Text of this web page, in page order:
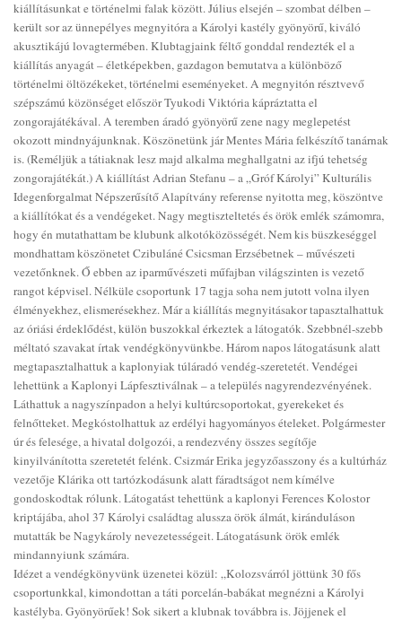
kiállításunkat e történelmi falak között. Július elsején – szombat délben –
került sor az ünnepélyes megnyitóra a Károlyi kastély gyönyörű, kiváló
akusztikájú lovagtermében. Klubtagjaink féltő gonddal rendezték el a
kiállítás anyagát – életképekben, gazdagon bemutatva a különböző
történelmi öltözékeket, történelmi eseményeket. A megnyitón résztvevő
szépszámú közönséget először Tyukodi Viktória kápráztatta el
zongorajátékával. A teremben áradó gyönyörű zene nagy meglepetést
okozott mindnyájunknak. Köszönetünk jár Mentes Mária felkészítő tanárnak
is. (Reméljük a tátiaknak lesz majd alkalma meghallgatni az ifjú tehetség
zongorajátékát.) A kiállítást Adrian Stefanu – a „Gróf Károlyi” Kulturális
Idegenforgalmat Népszerűsítő Alapítvány referense nyitotta meg, köszöntve
a kiállítókat és a vendégeket. Nagy megtiszteltetés és örök emlék számomra,
hogy én mutathattam be klubunk alkotóközösségét. Nem kis büszkeséggel
mondhattam köszönetet Czibuláné Csicsman Erzsébetnek – művészeti
vezetőnknek. Ő ebben az iparművészeti műfajban világszinten is vezető
rangot képvisel. Nélküle csoportunk 17 tagja soha nem jutott volna ilyen
élményekhez, elismerésekhez. Már a kiállítás megnyitásakor tapasztalhattuk
az óriási érdeklődést, külön buszokkal érkeztek a látogatók. Szebbnél-szebb
méltató szavakat írtak vendégkönyvünkbe. Három napos látogatásunk alatt
megtapasztalhattuk a kaplonyiak túláradó vendég-szeretetét. Vendégei
lehettünk a Kaplonyi Lápfesztiválnak – a település nagyrendezvényének.
Láthattuk a nagyszínpadon a helyi kultúrcsoportokat, gyerekeket és
felnőtteket. Megkóstolhattuk az erdélyi hagyományos ételeket. Polgármester
úr és felesége, a hivatal dolgozói, a rendezvény összes segítője
kinyilvánította szeretetét felénk. Csizmár Erika jegyzőasszony és a kultúrház
vezetője Klárika ott tartózkodásunk alatt fáradtságot nem kímélve
gondoskodtak rólunk. Látogatást tehettünk a kaplonyi Ferences Kolostor
kriptájába, ahol 37 Károlyi családtag alussza örök álmát, kiránduláson
mutatták be Nagykároly nevezetességeit. Látogatásunk örök emlék
mindannyiunk számára.
Idézet a vendégkönyvünk üzenetei közül: „Kolozsvárról jöttünk 30 fős
csoportunkkal, kimondottan a táti porcelán-babákat megnézni a Károlyi
kastélyba. Gyönyörűek! Sok sikert a klubnak továbbra is. Jöjjenek el